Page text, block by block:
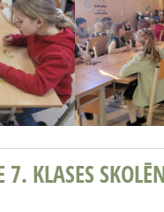
7. KLASES